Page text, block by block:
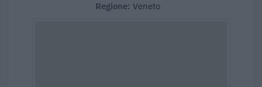
Regione: Veneto